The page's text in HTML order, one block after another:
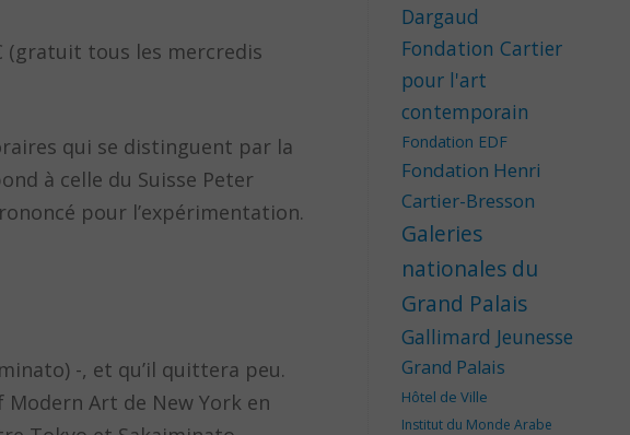
(gratuit tous les mercredis
qui se distinguent par la
à celle du Suisse Peter
pour l’expérimentation.
-, et qu’il quittera peu.
Modern Art de New York en
Dargaud
Fondation Cartier
pour l'art
contemporain
Fondation EDF
Fondation Henri
Cartier-Bresson
Galeries
nationales du
Grand Palais
Gallimard Jeunesse
Grand Palais
Hôtel de Ville
Institut du Monde Arabe